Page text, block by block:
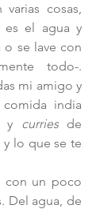
cosas,
es el agua y
se lave con
todo-.
mi amigo y
india
y curries de
y lo que se te
con un poco
Del agua, de